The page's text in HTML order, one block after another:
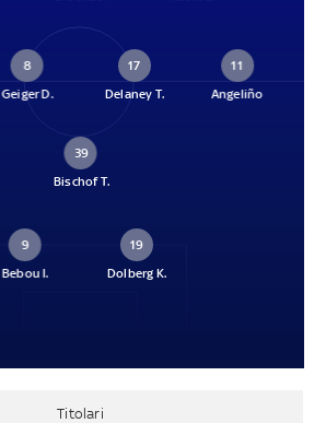
8
Geiger D.
17
Delaney T.
11
Angeliño
39
Bischof T.
9
Bebou I.
19
Dolberg K.
Titolari